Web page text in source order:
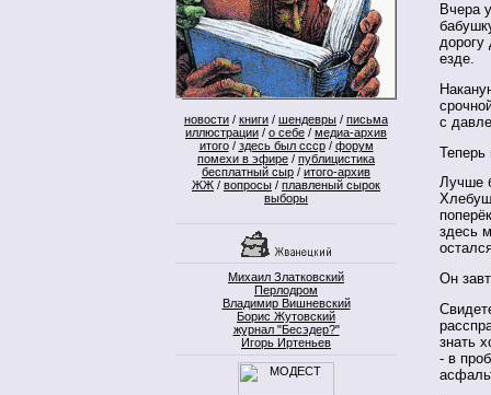
новости / книги / шендевры / письма
иллюстрации / о себе / медиа-архив
итого/ здесь был ссср/ форум
помехи в эфире / публицистика
бесплатный сыр / итого-архив
ЖЖ / вопросы / плавленый сырок
выборы
Михаил Златковский
Перлодром
Владимир Вишневский
Борис Жутовский
журнал "Бесэдер?"
Игорь Иртеньев
Вчера
езде.
с
Теперь
Лучше
здесь
Он
знать
- в